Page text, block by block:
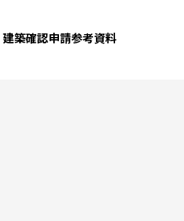
建築確認申請参考資料